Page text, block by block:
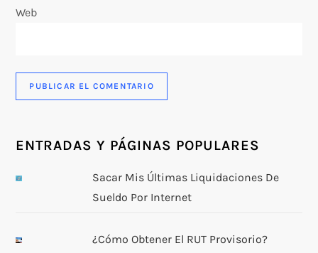
a
a
s
Web
ENTRADAS Y PÁGINAS POPULARES
Sacar Mis Últimas Liquidaciones De
Sueldo Por Internet
¿Cómo Obtener El RUT Provisorio?